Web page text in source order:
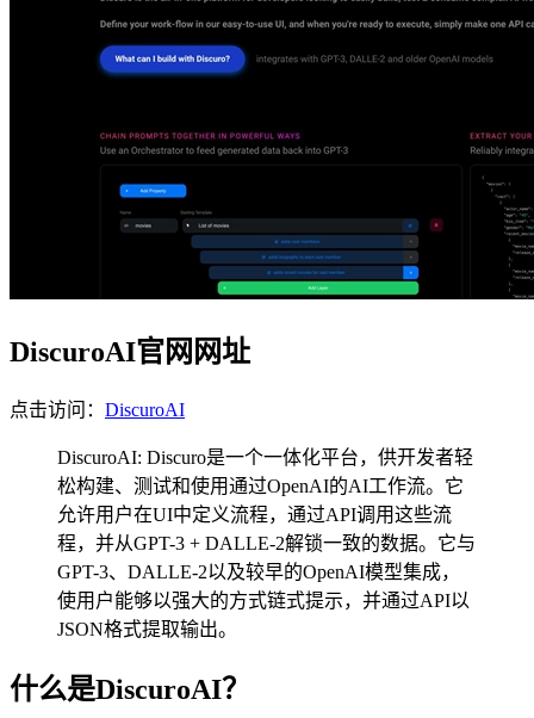
DiscuroAI官网网址
点击访问： DiscuroAI
DiscuroAI: Discuro是一个一体化平台，供开发者轻
松构建、测试和使用通过OpenAI的AI工作流。它
允许用户在UI中定义流程，通过API调用这些流
程，并从GPT-3 + DALLE-2解锁一致的数据。它与
GPT-3、DALLE-2以及较早的OpenAI模型集成，
使用户能够以强大的方式链式提示，并通过API以
JSON格式提取输出。
什么是DiscuroAI？